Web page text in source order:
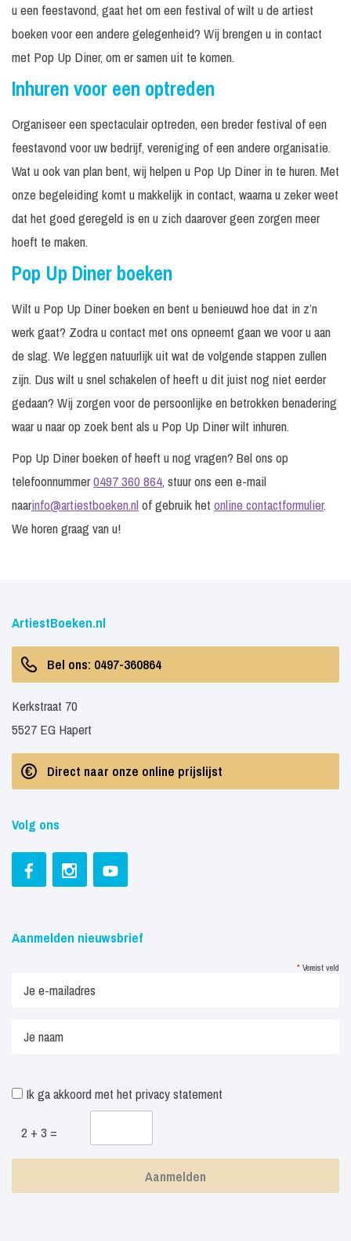
u een feestavond, gaat het om een festival of wilt u de artiest
boeken voor een andere gelegenheid? Wij brengen u in contact
met Pop Up Diner, om er samen uit te komen.
Inhuren voor een optreden
Organiseer een spectaculair optreden, een breder festival of een
feestavond voor uw bedrijf, vereniging of een andere organisatie.
Wat u ook van plan bent, wij helpen u Pop Up Diner in te huren. Met
onze begeleiding komt u makkelijk in contact, waarna u zeker weet
dat het goed geregeld is en u zich daarover geen zorgen meer
hoeft te maken.
Pop Up Diner boeken
Wilt u Pop Up Diner boeken en bent u benieuwd hoe dat in z’n
werk gaat? Zodra u contact met ons opneemt gaan we voor u aan
de slag. We leggen natuurlijk uit wat de volgende stappen zullen
zijn. Dus wilt u snel schakelen of heeft u dit juist nog niet eerder
gedaan? Wij zorgen voor de persoonlijke en betrokken benadering
waar u naar op zoek bent als u Pop Up Diner wilt inhuren.
Pop Up Diner boeken of heeft u nog vragen? Bel ons op
telefoonnummer0497 360 864, stuur ons een e-mail
naarinfo@artiestboeken.nlof gebruik het online contactformulier.
We horen graag van u!
ArtiestBoeken.nl
Bel ons: 0497-360864
Kerkstraat 70
5527 EG Hapert
Direct naar onze online prijslijst
Volg ons
Aanmelden nieuwsbrief
* Vereist veld
Ik ga akkoord met het privacy statement
2 + 3 =